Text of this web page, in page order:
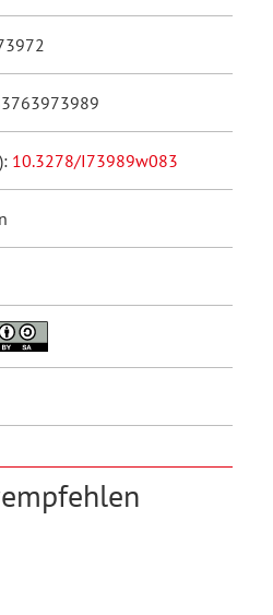
10.3278/I73989w083